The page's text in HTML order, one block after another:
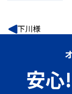
下川様
安